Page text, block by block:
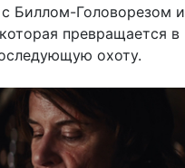
Биллом-Головорезом и
превращается в
охоту.